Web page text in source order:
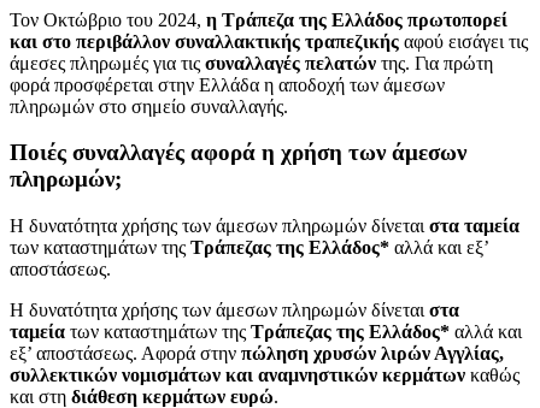
Τον Οκτώβριο του 2024, η Τράπεζα της Ελλάδος πρωτοπορεί
και στο περιβάλλον συναλλακτικής τραπεζικής αφού εισάγει τις
άμεσες πληρωμές για τις συναλλαγές πελατών της. Για πρώτη
φορά προσφέρεται στην Ελλάδα η αποδοχή των άμεσων
πληρωμών στο σημείο συναλλαγής.
Ποιές συναλλαγές αφορά η χρήση των άμεσων
πληρωμών;
Η δυνατότητα χρήσης των άμεσων πληρωμών δίνεται στα ταμεία
των καταστημάτων της Τράπεζας της Ελλάδος* αλλά και εξ’
αποστάσεως.
Η δυνατότητα χρήσης των άμεσων πληρωμών δίνεται στα
ταμεία των καταστημάτων της Τράπεζας της Ελλάδος* αλλά και
εξ’ αποστάσεως. Αφορά στην πώληση χρυσών λιρών Αγγλίας,
συλλεκτικών νομισμάτων και αναμνηστικών κερμάτων καθώς
και στη διάθεση κερμάτων ευρώ.